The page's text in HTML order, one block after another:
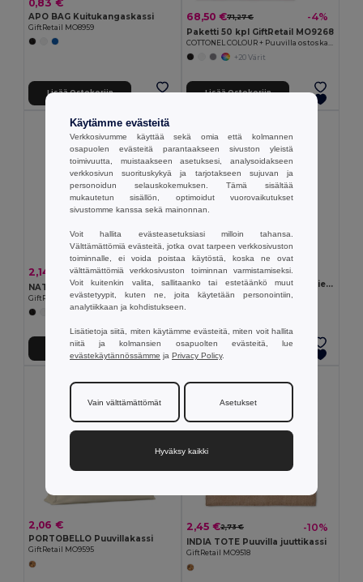
0,83 €
APO BAG Kuitukangaskassi
GiftRetail MO8959
Lisää Ostokoriin
68,50 €71,27 € -4%
Paketti 50 kpl GiftRetail MO9268
+20 Värit
Lisää Ostokoriin
2,14 € 4,21 € -49%
NATA Ekologinen RPET Kestokassi Pitkillä Kahvoilla
GiftRetail MO6660
Lisää Ostokoriin
1,46 €
Monikäyttöinen pussi tehty kierrätetystä puuvillasta (70%) ja polyesteri (30% rPET) (140 g/m²)
Egotier 92077
Lisää Ostokoriin
2,06 €
PORTOBELLO Puuvillakassi
GiftRetail MO9595
2,45 €2,73 € -10%
INDIA TOTE Puuvilla juuttikassi
GiftRetail MO9518
Käytämme evästeitä
Verkkosivumme käyttää sekä omia että kolmannen
osapuolen evästeitä parantaakseen sivuston yleistä
toimivuutta, muistaakseen asetuksesi, analysoidakseen
verkkosivun suorituskykyä ja tarjotakseen sujuvan ja
personoidun selauskokemuksen. Tämä sisältää
mukautetun sisällön, optimoidut vuorovaikutukset
sivustomme kanssa sekä mainonnan.
Voit hallita evästeasetuksiasi milloin tahansa.
Välttämättömiä evästeitä, jotka ovat tarpeen verkkosivuston
toiminnalle, ei voida poistaa käytöstä, koska ne ovat
välttämättömiä verkkosivuston toiminnan varmistamiseksi.
Voit kuitenkin valita, sallitaanko tai estetäänkö muut
evästetyypit, kuten ne, joita käytetään personointiin,
analytiikkaan ja kohdistukseen.
Lisätietoja siitä, miten käytämme evästeitä, miten voit hallita
niitä ja kolmansien osapuolten evästeitä, lue
evästekäytännössämme ja Privacy Policy.
Vain välttämättömät Asetukset
Hyväksy kaikki